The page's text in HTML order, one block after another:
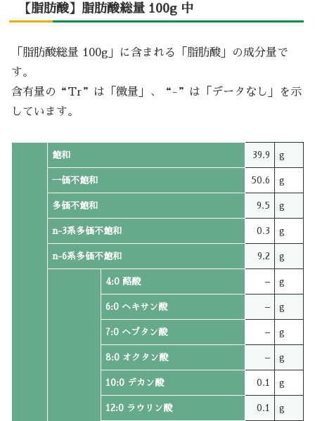
【脂肪酸】脂肪酸総量 100g 中
「脂肪酸総量 100g」に含まれる「脂肪酸」の成分量で
す。
含有量の“Tr”は「微量」、“-”は「データなし」を示
しています。
飽和 39.9 g
一価不飽和 50.6 g
多価不飽和 9.5 g
n-3系多価不飽和 0.3 g
n-6系多価不飽和 9.2 g
4:0 酪酸 – g
6:0 ヘキサン酸 – g
7:0 ヘプタン酸 – g
8:0 オクタン酸 – g
10:0 デカン酸 0.1 g
12:0 ラウリン酸 0.1 g